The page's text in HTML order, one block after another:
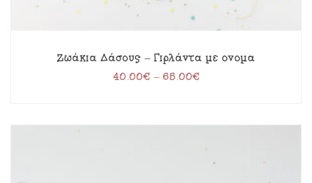
Ζωάκια Δάσους – Γιρλάντα με όνομα
40.00€ – 65.00€